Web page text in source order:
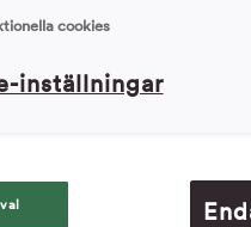
ingredienser till en deg. Låt
cookies
inställningar